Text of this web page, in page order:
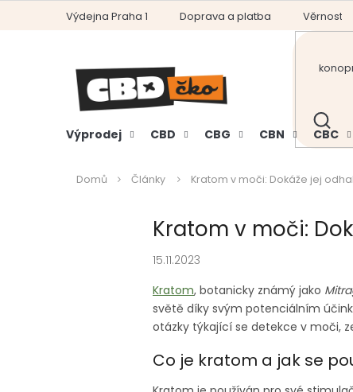
Výdejna Praha 1 Doprava a platba Věrnostní
HLEDAT
Výprodej CBD CBG CBN CBC
Domů Články Kratom v moči: Dokáže jej
Kratom v moči:
15.11.2023
Kratom, botanicky známý jako
světě díky svým potenciálním
otázky týkající se detekce v moči,
Co je kratom a jak se